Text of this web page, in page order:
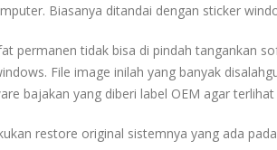
Biasanya ditandai dengan sticker
permanen tidak bisa di pindah tangankan
File image inilah yang banyak
bajakan yang diberi label OEM agar terlihat
restore original sistemnya yang ada